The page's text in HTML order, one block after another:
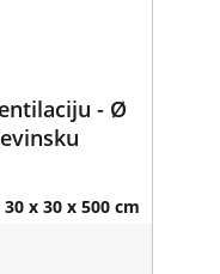
- Ø
30 x 30 x 500 cm